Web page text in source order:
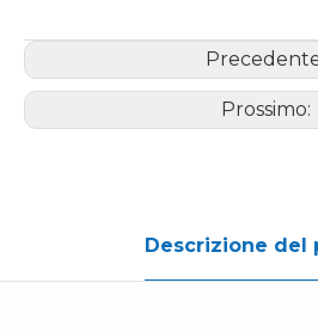
Prossimo:
Descrizione del